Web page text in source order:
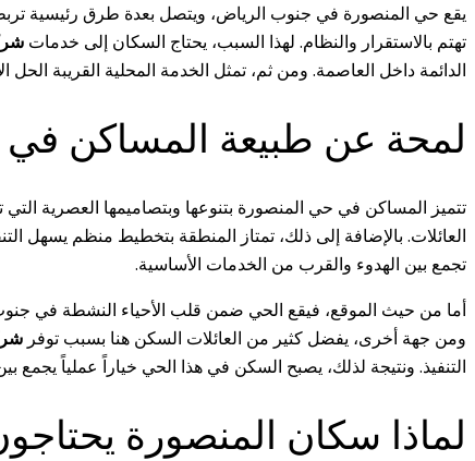
يقع حي المنصورة في جنوب الرياض، ويتصل بعدة طرق رئيسية
تهتم بالاستقرار والنظام. لهذا السبب، يحتاج السكان إلى خدمات
الدائمة داخل العاصمة. ومن ثم، تمثل الخدمة المحلية القريبة
لمحة عن طبيعة المساكن في
تتميز المساكن في حي المنصورة بتنوعها وبتصاميمها العصرية التي
العائلات. بالإضافة إلى ذلك، تمتاز المنطقة بتخطيط منظم يسهل
تجمع بين الهدوء والقرب من الخدمات الأساسية.
أما من حيث الموقع، فيقع الحي ضمن قلب الأحياء النشطة في جنوب
ومن جهة أخرى، يفضل كثير من العائلات السكن هنا بسبب توفر
التنفيذ. ونتيجة لذلك، يصبح السكن في هذا الحي خياراً عملياً يجمع
لماذا سكان المنصورة